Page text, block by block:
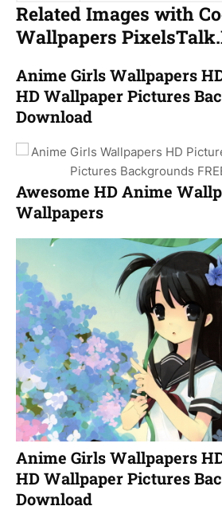
Related Images with
Wallpapers
Anime Girls Wallpapers
HD Wallpaper Pictures
Download
Awesome HD Anime
Wallpapers
Anime Girls Wallpapers
HD Wallpaper Pictures
Download